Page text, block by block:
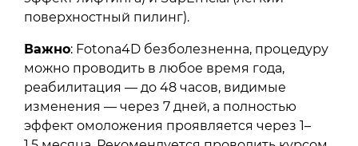
поверхностный пилинг).
Важно: Fotona4D безболезненна, процедуру
можно проводить в любое время года,
реабилитация — до 48 часов, видимые
изменения — через 7 дней, а полностью
эффект омоложения проявляется через 1–